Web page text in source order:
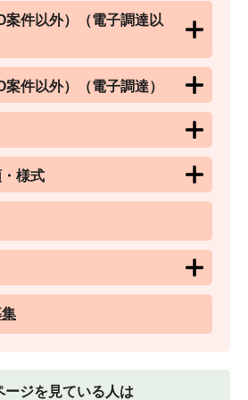
案件以外）（電子調達以
案件以外）（電子調達）
様式
ージを見ている人は